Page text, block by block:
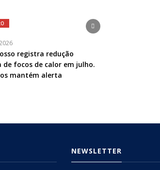
registra redução
de focos de calor em julho.
mantém alerta
NEWSLETTER